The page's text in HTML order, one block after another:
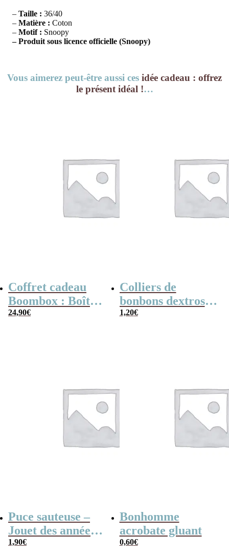
– Taille : 36/40
– Matière : Coton
– Motif : Snoopy
– Produit sous licence officielle (Snoopy)
Vous aimerez peut-être aussi ces idée cadeau : offrez
le présent idéal !…
Coffret cadeau
Boombox : Boîte
bonbons des
24,90€
Colliers de
bonbons dextrose
x2
1,20€
Puce sauteuse –
Jouet des années
80
1,90€
Bonhomme
acrobate gluant
0,60€